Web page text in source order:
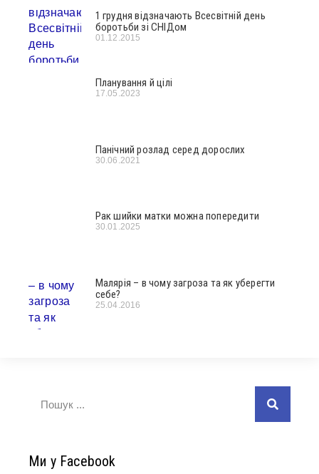
1 грудня відзначають Всесвітній день
боротьби зі СНІДом
01.12.2015
Планування й цілі
17.05.2023
Панічний розлад серед дорослих
30.06.2021
Рак шийки матки можна попередити
30.01.2025
Малярія – в чому загроза та як уберегти
себе?
25.04.2016
Ми у Facebook